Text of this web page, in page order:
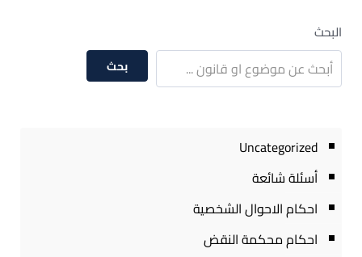
البحث
بحث
Uncategorized
أسئلة شائعة
احكام الاحوال الشخصية
احكام محكمة النقض